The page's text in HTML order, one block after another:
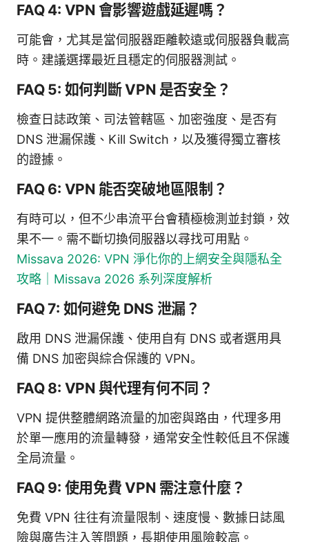
FAQ 4: VPN 會影響遊戲延遲嗎？
可能會，尤其是當伺服器距離較遠或伺服器負載高
時。建議選擇最近且穩定的伺服器測試。
FAQ 5: 如何判斷 VPN 是否安全？
檢查日誌政策、司法管轄區、加密強度、是否有
DNS 泄漏保護、Kill Switch，以及獲得獨立審核
的證據。
FAQ 6: VPN 能否突破地區限制？
有時可以，但不少串流平台會積極檢測並封鎖，效
果不一。需不斷切換伺服器以尋找可用點。
Missava 2026: VPN 淨化你的上網安全與隱私全
攻略｜Missava 2026 系列深度解析
FAQ 7: 如何避免 DNS 泄漏？
啟用 DNS 泄漏保護、使用自有 DNS 或者選用具
備 DNS 加密與綜合保護的 VPN。
FAQ 8: VPN 與代理有何不同？
VPN 提供整體網路流量的加密與路由，代理多用
於單一應用的流量轉發，通常安全性較低且不保護
全局流量。
FAQ 9: 使用免費 VPN 需注意什麼？
免費 VPN 往往有流量限制、速度慢、數據日誌風
險與廣告注入等問題，長期使用風險較高。